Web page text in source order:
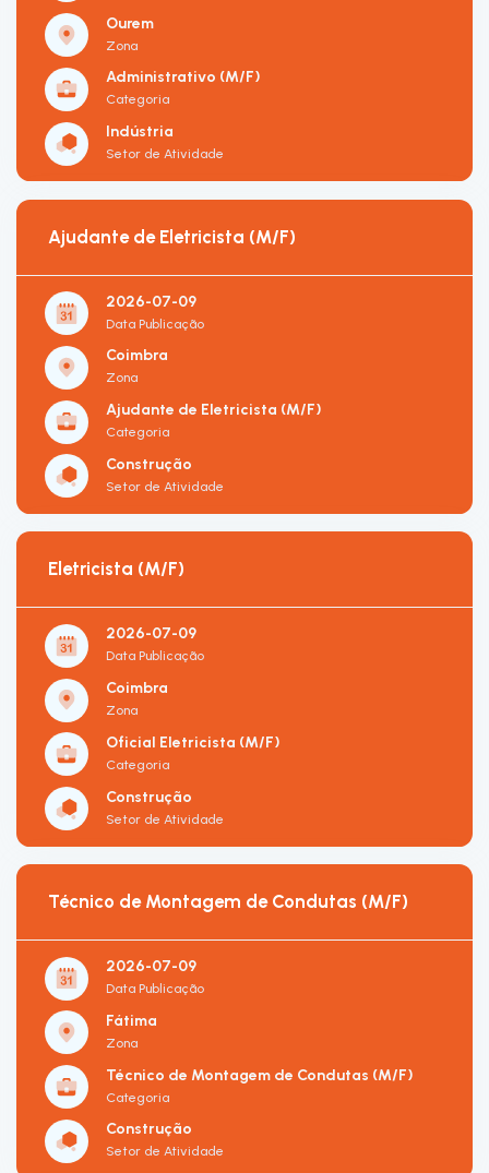
Ourem
Zona
Administrativo (M/F)
Categoria
Indústria
Setor de Atividade
Ajudante de Eletricista (M/F)
2026-07-09
Data Publicação
Coimbra
Zona
Ajudante de Eletricista (M/F)
Categoria
Construção
Setor de Atividade
Eletricista (M/F)
2026-07-09
Data Publicação
Coimbra
Zona
Oficial Eletricista (M/F)
Categoria
Construção
Setor de Atividade
Técnico de Montagem de Condutas (M/F)
2026-07-09
Data Publicação
Fátima
Zona
Técnico de Montagem de Condutas (M/F)
Categoria
Construção
Setor de Atividade